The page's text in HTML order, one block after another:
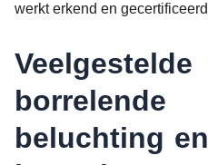
werkt erkend en
beluchting